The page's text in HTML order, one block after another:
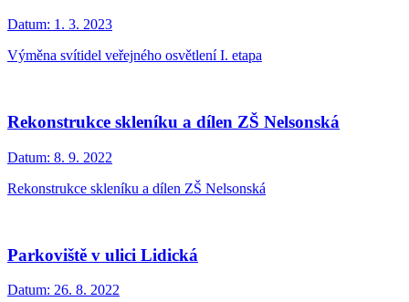
Datum: 1. 3. 2023
Výměna svítidel veřejného osvětlení I. etapa
Rekonstrukce skleníku a dílen ZŠ Nelsonská
Datum: 8. 9. 2022
Rekonstrukce skleníku a dílen ZŠ Nelsonská
Parkoviště v ulici Lidická
Datum: 26. 8. 2022